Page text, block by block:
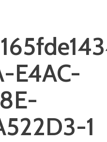
E4AC-
1